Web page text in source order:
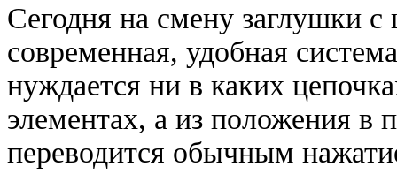
Сегодня на смену заглушки
современная, удобная
нуждается ни в каких
элементах, а из положения в
переводится обычным